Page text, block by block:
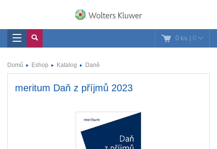
0 ks | 0
Domů Eshop Katalog Daně
meritum Daň z příjmů 2023